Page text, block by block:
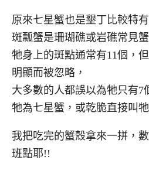
原來七星蟹也是墾丁比較特
斑瓢蟹是珊瑚礁或岩礁常見蟹
牠身上的斑點通常有11個，
明顯而被忽略，
大多數的人都誤以為牠只有7
牠為七星蟹，或乾脆直接叫
我把吃完的蟹殼拿來一拼，
班點耶!!